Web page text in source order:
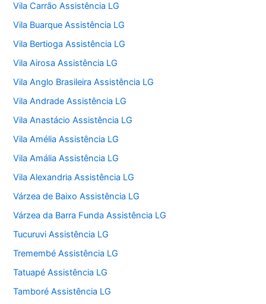
Vila Carrão Assistência LG
Vila Buarque Assistência LG
Vila Bertioga Assistência LG
Vila Airosa Assistência LG
Vila Anglo Brasileira Assistência LG
Vila Andrade Assistência LG
Vila Anastácio Assistência LG
Vila Amélia Assistência LG
Vila Amália Assistência LG
Vila Alexandria Assistência LG
Várzea de Baixo Assistência LG
Várzea da Barra Funda Assistência LG
Tucuruvi Assistência LG
Tremembé Assistência LG
Tatuapé Assistência LG
Tamboré Assistência LG